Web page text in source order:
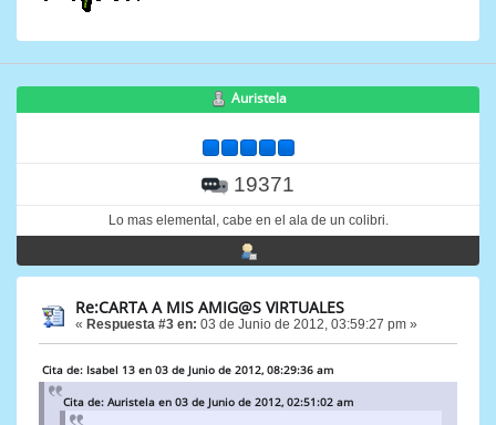
Auristela
19371
Lo mas elemental, cabe en el ala de un colibri.
Re:CARTA A MIS AMIG@S VIRTUALES
« Respuesta #3 en: 03 de Junio de 2012, 03:59:27 pm »
Cita de: Isabel 13 en 03 de Junio de 2012, 08:29:36 am
Cita de: Auristela en 03 de Junio de 2012, 02:51:02 am